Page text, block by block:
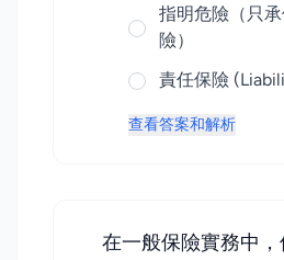
指明危險（只
險）
責任保險
查看答案和解析
在一般保險實務中